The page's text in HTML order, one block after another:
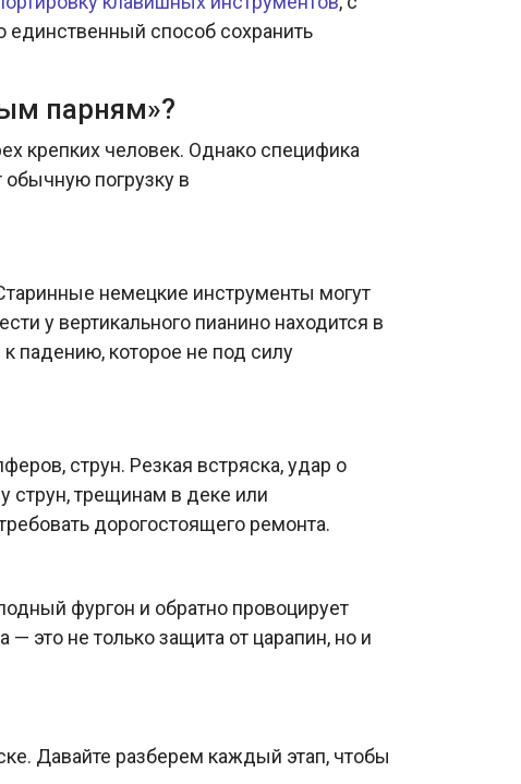
способ сохранить
парням»?
крепких человек. Однако специфика
погрузку в
немецкие инструменты могут
у вертикального пианино находится в
падению, которое не под силу
струн. Резкая встряска, удар о
струн, трещинам в деке или
дорогостоящего ремонта.
фургон и обратно провоцирует
это не только защита от царапин, но и
Давайте разберем каждый этап, чтобы